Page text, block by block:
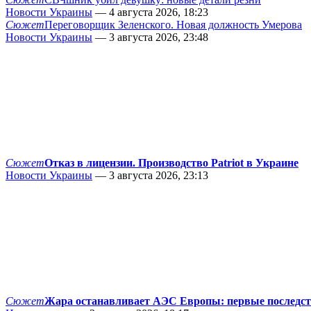
Новости Украины — 4 августа 2026, 18:23
СюжетПереговорщик Зеленского. Новая должность Умерова
Новости Украины — 3 августа 2026, 23:48
СюжетОтказ в лицензии. Производство Patriot в Украине
Новости Украины — 3 августа 2026, 23:13
СюжетЖара останавливает АЭС Европы: первые